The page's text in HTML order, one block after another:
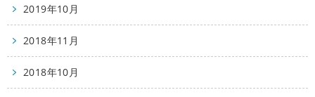
2019年10月
2018年11月
2018年10月